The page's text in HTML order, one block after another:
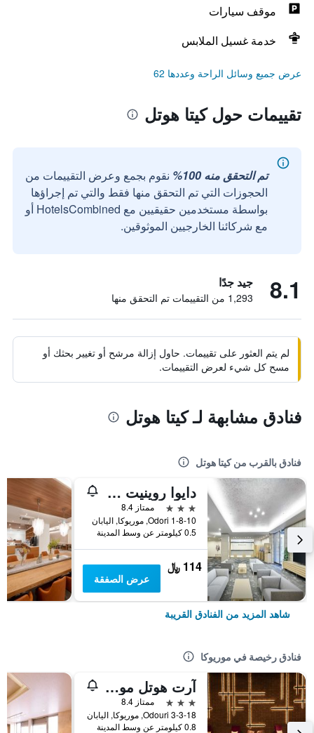
موقف سيارات
خدمة غسيل الملابس
عرض جميع وسائل الراحة وعددها 62
تقييمات حول كيتا هوتل
تم التحقق منه 100%
نقوم بجمع وعرض التقييمات من
الحجوزات التي تم التحقق منها فقط والتي تم إجراؤها
بواسطة مستخدمين حقيقيين مع HotelsCombined أو
مع شركائنا الخارجيين الموثوقين.
8.1 جيد جدًا
1,293 من التقييمات تم التحقق منها
لم يتم العثور على تقييمات. حاول إزالة مرشح أو تغيير بحثك أو
مسح كل شيء لعرض التقييمات.
فنادق مشابهة لـ كيتا هوتل
فنادق بالقرب من كيتا هوتل
دايوا روينيت هوتل موريوكا
3 نجوم
ممتاز 8.4
1-8-10 Odori, موريوكا, اليابان
0.5 كيلومتر عن وسط المدينة
114 ﷼
عرض الصفقة
شاهد المزيد من الفنادق القريبة
فنادق رخيصة في موريوكا
آرت هوتل موريوكا
3 نجوم
ممتاز 8.4
3-3-18 Odouri, موريوكا, اليابان
0.8 كيلومتر عن وسط المدينة